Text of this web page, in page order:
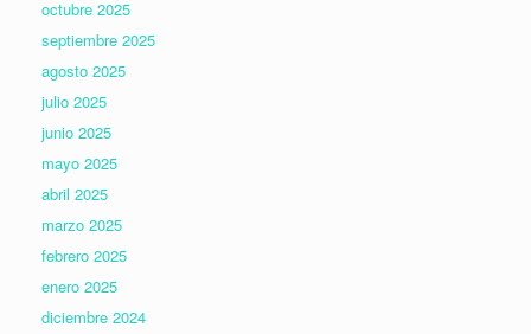
octubre 2025
septiembre 2025
agosto 2025
julio 2025
junio 2025
mayo 2025
abril 2025
marzo 2025
febrero 2025
enero 2025
diciembre 2024